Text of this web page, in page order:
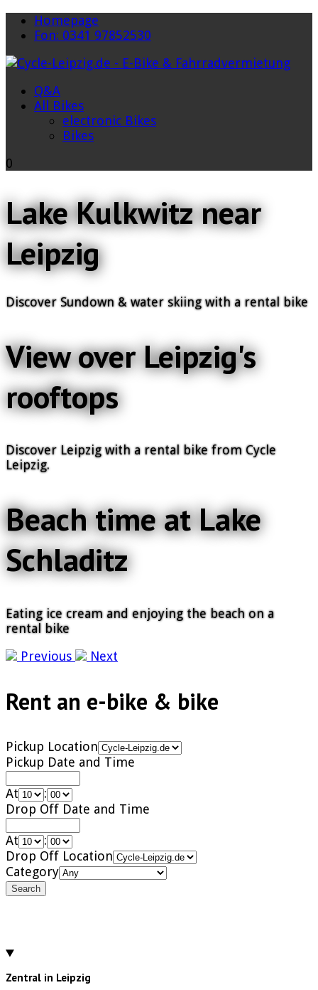
Homepage
Fon: 0341 97852530
Q&A
All Bikes
electronic Bikes
Bikes
0
Lake Kulkwitz near
Leipzig
Discover Sundown & water skiing with a rental bike
View over Leipzig's
rooftops
Discover Leipzig with a rental bike from Cycle
Leipzig.
Beach time at Lake
Schladitz
Eating ice cream and enjoying the beach on a
rental bike
Previous
Next
Rent an e-bike & bike
Pickup Location
Pickup Date and Time
At
:
Drop Off Date and Time
At
:
Drop Off Location
Category
Search
Zentral in Leipzig